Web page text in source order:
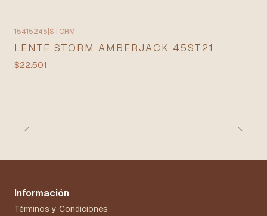
15415245 STORM
LENTE STORM AMBERJACK 45ST21
$22.501
Información
Términos y Condiciones